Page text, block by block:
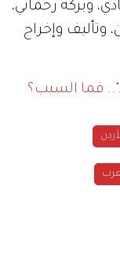
وبركة رحماني،
وتأليف وإخراج
فما السبب؟